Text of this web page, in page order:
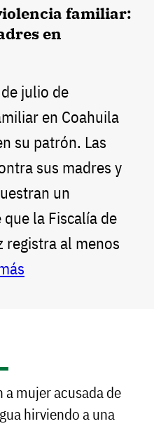
familiar:
en
julio de
en Coahuila
su patrón. Las
sus madres y
un
la Fiscalía de
registra al menos
a mujer acusada de
hirviendo a una